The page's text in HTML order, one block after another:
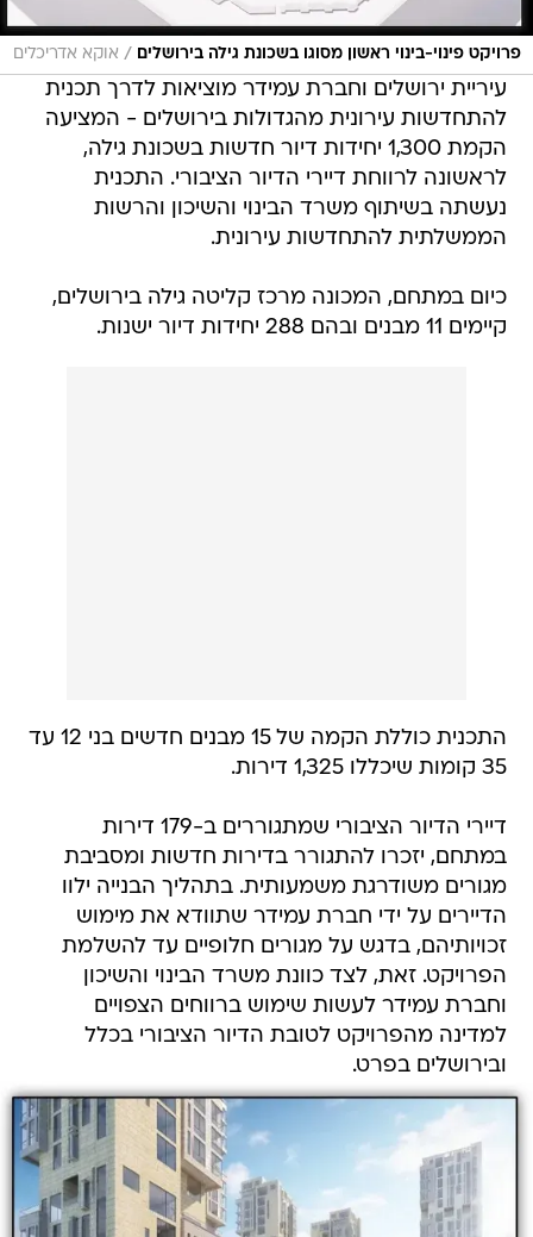
פרויקט פינוי-בינוי ראשון מסוגו בשכונת גילה בירושלים / אוקא אדריכלים
עיריית ירושלים וחברת עמידר מוציאות לדרך תכנית
להתחדשות עירונית מהגדולות בירושלים - המציעה
הקמת 1,300 יחידות דיור חדשות בשכונת גילה,
לראשונה לרווחת דיירי הדיור הציבורי. התכנית
נעשתה בשיתוף משרד הבינוי והשיכון והרשות
הממשלתית להתחדשות עירונית.
כיום במתחם, המכונה מרכז קליטה גילה בירושלים,
קיימים 11 מבנים ובהם 288 יחידות דיור ישנות.
התכנית כוללת הקמה של 15 מבנים חדשים בני 12 עד
35 קומות שיכללו 1,325 דירות.
דיירי הדיור הציבורי שמתגוררים ב-179 דירות
במתחם, יזכרו להתגורר בדירות חדשות ומסביבת
מגורים משודרגת משמעותית. בתהליך הבנייה ילוו
הדיירים על ידי חברת עמידר שתוודא את מימוש
זכויותיהם, בדגש על מגורים חלופיים עד להשלמת
הפרויקט. זאת, לצד כוונת משרד הבינוי והשיכון
וחברת עמידר לעשות שימוש ברווחים הצפויים
למדינה מהפרויקט לטובת הדיור הציבורי בכלל
ובירושלים בפרט.